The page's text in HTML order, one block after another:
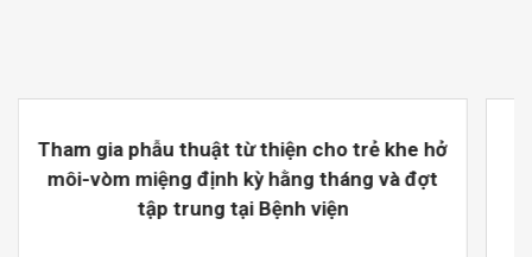
Tham gia phẫu thuật từ thiện cho trẻ khe hở
môi-vòm miệng định kỳ hằng tháng và đợt
tập trung tại Bệnh viện